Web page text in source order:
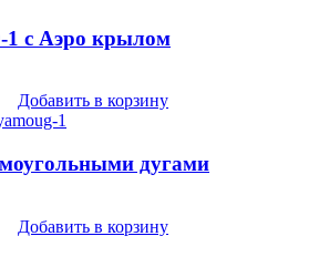
с Аэро крылом
Добавить в корзину
дугами
Добавить в корзину